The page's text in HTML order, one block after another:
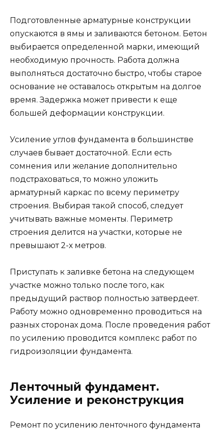
Подготовленные арматурные конструкции
опускаются в ямы и заливаются бетоном. Бетон
выбирается определенной марки, имеющий
необходимую прочность. Работа должна
выполняться достаточно быстро, чтобы старое
основание не оставалось открытым на долгое
время. Задержка может привести к еще
большей деформации конструкции.
Усиление углов фундамента в большинстве
случаев бывает достаточной. Если есть
сомнения или желание дополнительно
подстраховаться, то можно уложить
арматурный каркас по всему периметру
строения. Выбирая такой способ, следует
учитывать важные моменты. Периметр
строения делится на участки, которые не
превышают 2-х метров.
Приступать к заливке бетона на следующем
участке можно только после того, как
предыдущий раствор полностью затвердеет.
Работу можно одновременно проводиться на
разных сторонах дома. После проведения работ
по усилению проводится комплекс работ по
гидроизоляции фундамента.
Ленточный фундамент.
Усиление и реконструкция
Ремонт по усилению ленточного фундамента